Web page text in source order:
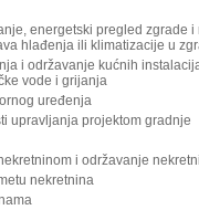
energetski pregled zgrade i
hlađenja ili klimatizacije u
i održavanje kućnih
vode i grijanja
uređenja
upravljanja projektom gradnje
i održavanje
nekretnina